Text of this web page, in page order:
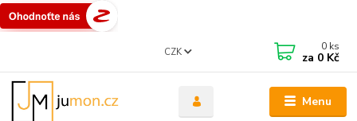
Menu
CZK 0 ks
za 0 Kč